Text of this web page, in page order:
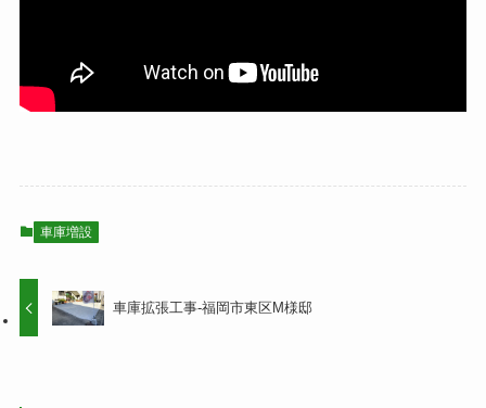
車庫増設
車庫拡張工事-福岡市東区M様邸